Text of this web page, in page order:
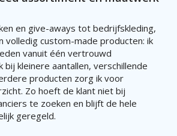
en give-aways tot bedrijfskleding,
volledig custom-made producten: ik
vanuit één vertrouwd
bij kleinere aantallen, verschillende
producten zorg ik voor
Zo hoeft de klant niet bij
te zoeken en blijft de hele
geregeld.